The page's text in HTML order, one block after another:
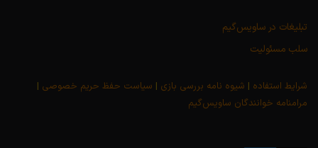
تبلیغات در ساویس‌گیم
سلب مسئولیت
شرایط استفاده | شیوه نامه بررسی بازی | سیاست حفظ حریم خصوصی |
مرامنامه خوانندگان ساویس‌گیم